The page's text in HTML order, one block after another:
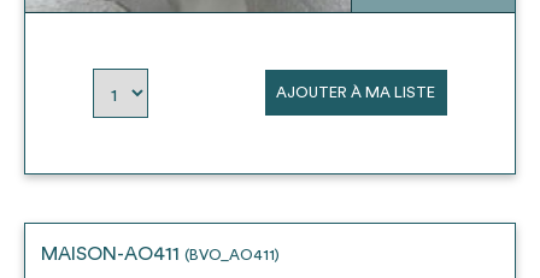
AJOUTER À MA LISTE
MAISON-AO411 (BVO_AO411)